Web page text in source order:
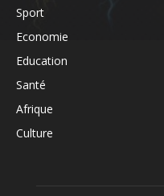
Sport
Economie
Education
Santé
Afrique
Culture